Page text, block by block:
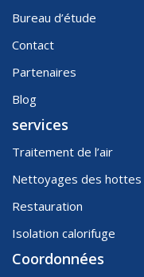
Bureau d’étude
Contact
Partenaires
Blog
services
Traitement de l’air
Nettoyages des hottes
Restauration
Isolation calorifuge
Coordonnées